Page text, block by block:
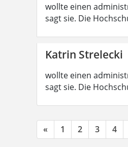
wollte einen
sagt sie. Die
Katrin Strelecki
wollte einen
sagt sie. Die
« 1 2 3 4